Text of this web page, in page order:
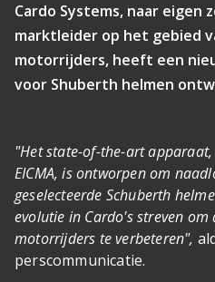
Cardo Systems, naar eigen
marktleider op het gebied
motorrijders, heeft een
voor Shuberth helmen
"Het state-of-the-art
EICMA, is ontworpen om
geselecteerde Schuberth
evolutie in Cardo's streven
motorrijders te verbeteren",
perscommunicatie.